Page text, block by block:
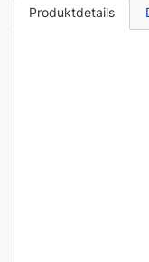
Produktdetails